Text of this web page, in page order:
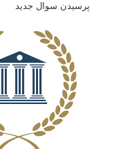
پرسیدن سوال جدید